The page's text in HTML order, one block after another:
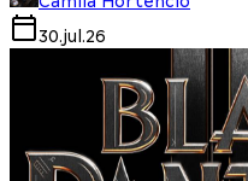
30.jul.26